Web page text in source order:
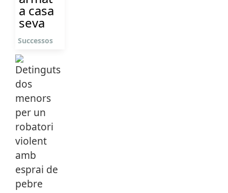
a casa
seva
Successos